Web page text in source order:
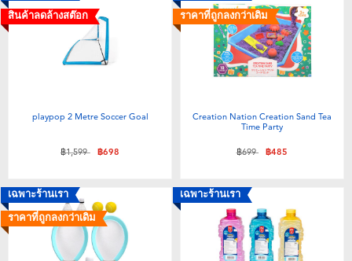
สินค้าลดล้างสต๊อก
playpop 2 Metre Soccer Goal
ลดราคาจาก
฿1,599ถึง฿698
ราคาที่ถูกลงกว่าเดิม
Creation Nation Creation Sand Tea
Time Party
ลดราคาจาก
฿699ถึง฿485
เฉพาะร้านเรา
ราคาที่ถูกลงกว่าเดิม
เฉพาะร้านเรา